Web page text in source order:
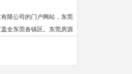
限公司的门户网站，东莞
全东莞各镇区。东莞房源
东莞市房源、房地产供